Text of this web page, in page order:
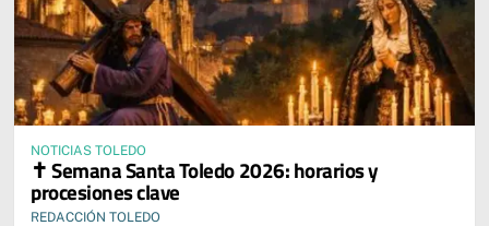
NOTICIAS TOLEDO
✝️ Semana Santa Toledo 2026: horarios y
procesiones clave
REDACCIÓN TOLEDO